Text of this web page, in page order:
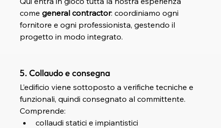
come general contractor: coordiniamo ogni
fornitore e ogni professionista, gestendo il
progetto in modo integrato.
5. Collaudo e consegna
L’edificio viene sottoposto a verifiche tecniche e
funzionali, quindi consegnato al committente.
Comprende:
collaudi statici e impiantistici